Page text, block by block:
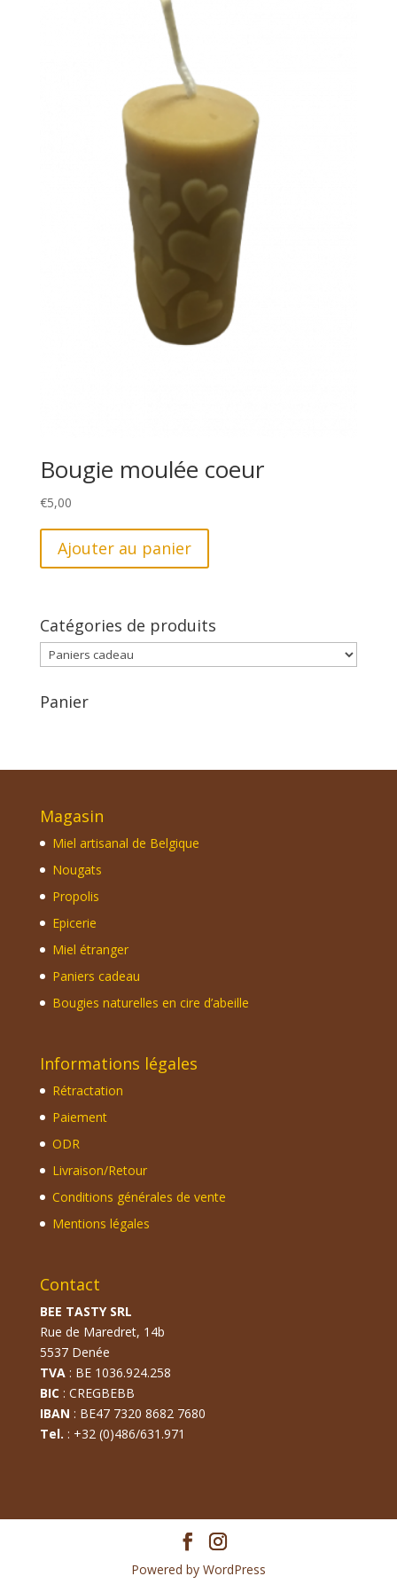
Bougie moulée coeur
€5,00
Ajouter au panier
Catégories de produits
Panier
Magasin
Miel artisanal de Belgique
Nougats
Propolis
Epicerie
Miel étranger
Paniers cadeau
Bougies naturelles en cire d’abeille
Informations légales
Rétractation
Paiement
ODR
Livraison/Retour
Conditions générales de vente
Mentions légales
Contact
BEE TASTY SRL
Rue de Maredret, 14b
5537 Denée
TVA: BE 1036.924.258
BIC: CREGBEBB
IBAN : BE47 7320 8682 7680
Tel. : +32 (0)486/631.971
Powered by WordPress